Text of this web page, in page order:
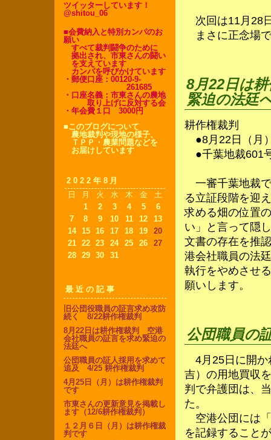
ツイッターしています！
@shitou_06
■会費納入と特別カンパのお
願い
すべて裁判闘争のために
拠出され、市東さんの闘い
を支えています
カンパを呼びかけています
・郵便口座：00120-9-
261685
・口座名義：市東さんの農地
取り上げに反対する会
・年会費１口 3000円
■このブログについて
農地裁判や現地の様子、
ＴＰＰ・農業問題などを
お届けしています
2022年8月
日
月 火 水 木 金
土
1
2 3 4 5
6
7
8 9 10 11 12
13
14
15 16 17 18 19
20
21
22 23 24 25 26
27
28
29 30 31
最近の記事
旧公団役職員の証言求め攻防
続く 8/22耕作権裁判
8月22日は耕作権裁判 空港
会社職員の証言を求め緊迫の
法廷へ
公団職員の証人採用を求めて
追及 4/25 耕作権裁判
4月25日（月）は耕作権裁判
です
市東さんの更新意見を掲載し
ます（12/6耕作権裁判）
１２月６日（月）は耕作権裁
判です
次回は11月28
まさに正念場
8月22日は
緊迫の法廷
耕作権裁判
●8月22日（月
●千葉地裁601
一審千葉地裁
る立証段階を迎
求める畑の位置
い」と言って隠
文書の存在を推
港会社職員の法
執行をやめさせ
願いします。
公団職員の
4月25日に開か
吉）の用地買収
判で弁護団は、
た。
空港公団には
を記録すること